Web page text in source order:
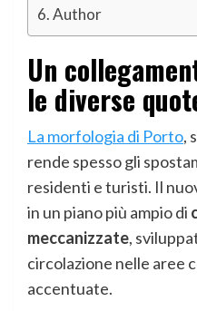
Author
Un
le diverse
La morfologia di Porto,
rende spesso gli
residenti e turisti. Il
in un piano più ampio di
meccanizzate,
circolazione nelle aree
accentuate.